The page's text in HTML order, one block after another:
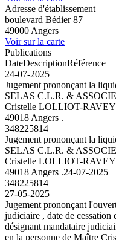
Adresse d'établissement
boulevard Bédier 87
49000 Angers
Voir sur la carte
Publications
DateDescriptionRéférence
24-07-2025
Jugement prononçant la
SELAS C.L.R. &
Cristelle LOLLIOT-RAVEY
49018 Angers .
348225814
Jugement prononçant la
SELAS C.L.R. &
Cristelle LOLLIOT-RAVEY
49018 Angers .24-07-2025
348225814
27-05-2025
Jugement prononçant
judiciaire , date de cessation
désignant mandataire
en la personne de Maître